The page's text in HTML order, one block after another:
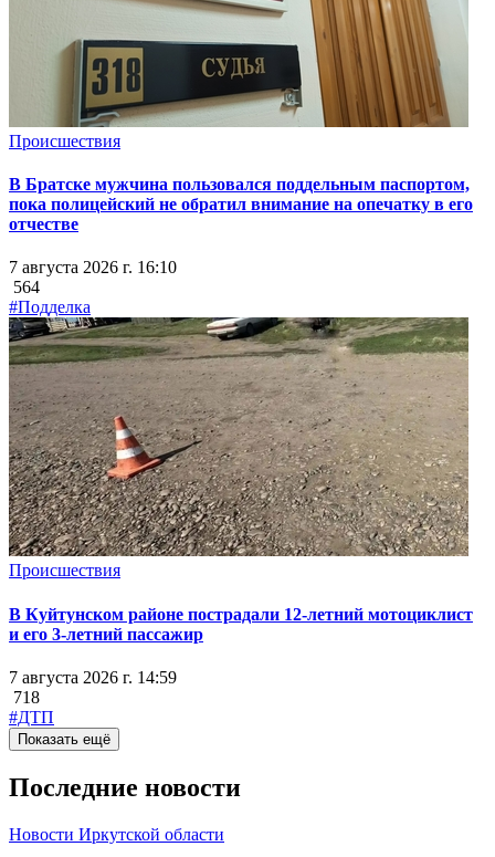
Происшествия
В Братске мужчина пользовался поддельным паспортом,
пока полицейский не обратил внимание на опечатку в его
отчестве
7 августа 2026 г. 16:10
564
#Подделка
Происшествия
В Куйтунском районе пострадали 12-летний мотоциклист
и его 3-летний пассажир
7 августа 2026 г. 14:59
718
#ДТП
Показать ещё
Последние новости
Новости Иркутской области